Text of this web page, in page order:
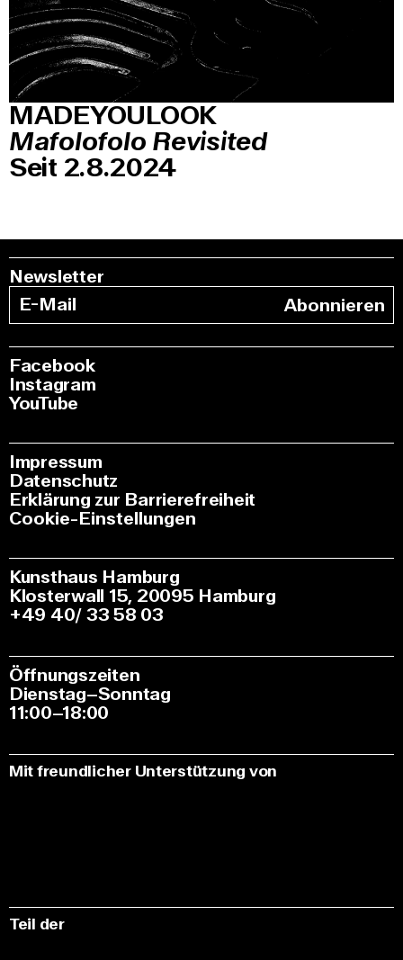
MADEYOULOOK
Mafolofolo Revisited
Seit 2.8.2024
Newsletter
Abonnieren
Facebook
Instagram
YouTube
Impressum
Datenschutz
Erklärung zur Barrierefreiheit
Cookie-Einstellungen
Kunsthaus Hamburg
Klosterwall 15, 20095 Hamburg
+49 40/ 33 58 03
Öffnungszeiten
Dienstag–Sonntag
11:00–18:00
Mit freundlicher Unterstützung von
Teil der